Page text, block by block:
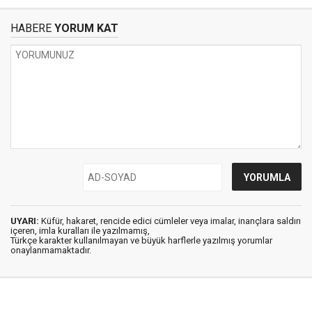
HABERE YORUM KAT
UYARI: Küfür, hakaret, rencide edici cümleler veya imalar, inançlara saldırı
içeren, imla kuralları ile yazılmamış,
Türkçe karakter kullanılmayan ve büyük harflerle yazılmış yorumlar
onaylanmamaktadır.